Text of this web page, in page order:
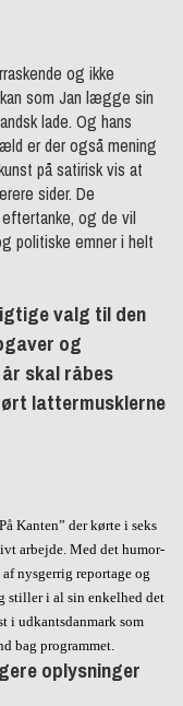
og ikke
som Jan lægge sin
lade. Og hans
er der også mening
på satirisk vis at
sider. De
og de vil
politiske emner i helt
valg til den
og
skal råbes
lattermusklerne
Kanten” der kørte i seks
arbejde. Med det humor-
nysgerrig reportage og
stiller i al sin enkelhed det
i udkantsdanmark som
bag programmet.
oplysninger